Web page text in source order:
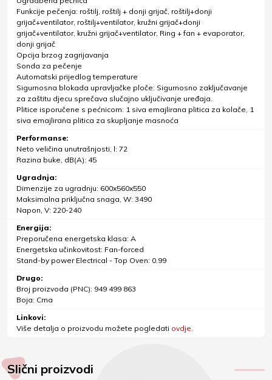
Funkcije pečenja: roštilj, roštilj + donji grijač, roštilj+donji
grijač+ventilator, roštilj+ventilator, kružni grijač+donji
grijač+ventilator, kružni grijač+ventilator, Ring + fan + evaporator,
donji grijač
Opcija brzog zagrijavanja
Sonda za pečenje
Automatski prijedlog temperature
Sigurnosna blokada upravljačke ploče: Sigurnosno zaključavanje
za zaštitu djecu sprečava slučajno uključivanje uređaja.
Plitice isporučene s pećnicom: 1 siva emajlirana plitica za kolače, 1
siva emajlirana plitica za skupljanje masnoća
Performanse:
Neto veličina unutrašnjosti, l: 72
Razina buke, dB(A): 45
Ugradnja:
Dimenzije za ugradnju: 600x560x550
Maksimalna priključna snaga, W: 3490
Napon, V: 220-240
Energija:
Preporučena energetska klasa: A
Energetska učinkovitost: Fan-forced
Stand-by power Electrical - Top Oven: 0.99
Drugo:
Broj proizvoda (PNC): 949 499 863
Boja: Crna
Linkovi:
Više detalja o proizvodu možete pogledati ovdje.
Slični proizvodi